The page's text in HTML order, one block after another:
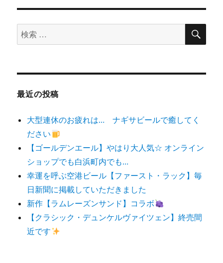
検
索
象:
検
最近の投稿
大型連休のお疲れは… ナギサビールで癒してく
ださい
【ゴールデンエール】やはり大人気☆ オンライン
ショップでも白浜町内でも…
幸運を呼ぶ空港ビール【ファースト・ラック】毎
日新聞に掲載していただきました
新作【ラムレーズンサンド】コラボ
【クラシック・デュンケルヴァイツェン】終売間
近です